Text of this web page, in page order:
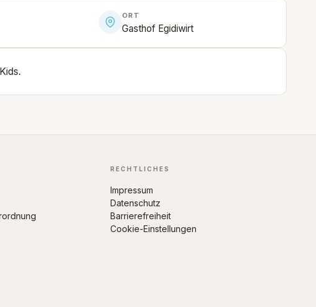
ORT
Gasthof Egidiwirt
RECHTLICHES
Impressum
Datenschutz
Barrierefreiheit
Cookie-Einstellungen